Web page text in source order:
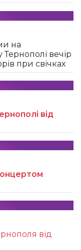
на
Тернополі вечір
при свічках
від
від